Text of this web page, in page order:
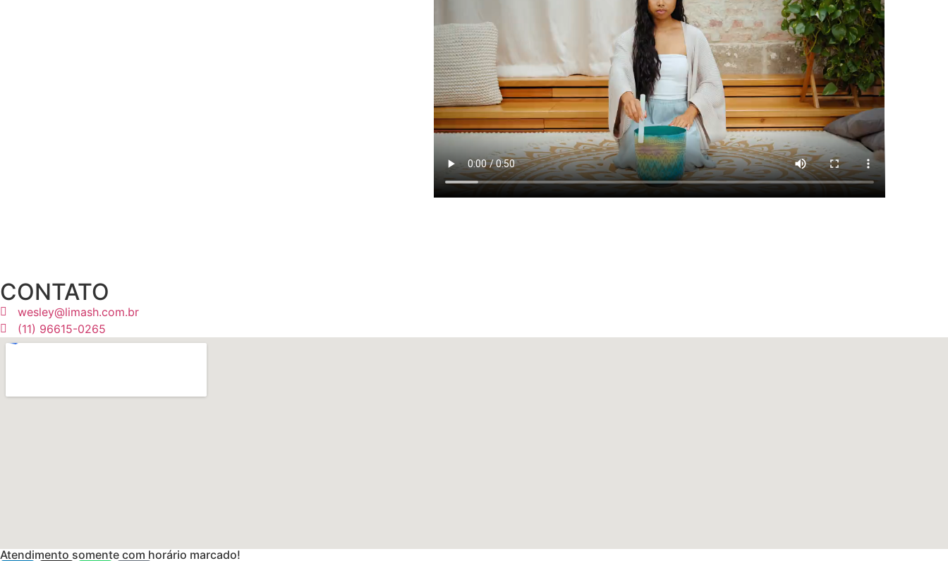
CONTATO
wesley@limash.com.br
(11) 96615-0265
Atendimento somente com horário marcado!